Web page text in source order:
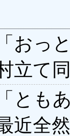
「おっ
立て
「とも
近全